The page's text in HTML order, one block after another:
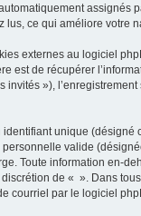
ce qui améliore votre
externes au logiciel
est de récupérer
»),
unique
valide
Toute information en-
de « ». Dans
courriel par le logiciel